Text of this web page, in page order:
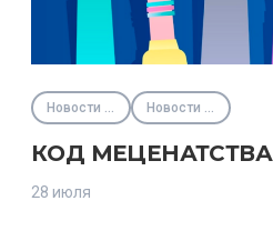
Новости партнёров Новости Фонда
КОД МЕЦЕНАТСТВА
28 июля